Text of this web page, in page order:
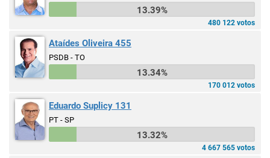
13.39%
480 122 votos
Ataídes Oliveira 455
PSDB - TO
13.34%
170 012 votos
Eduardo Suplicy 131
PT - SP
13.32%
4 667 565 votos